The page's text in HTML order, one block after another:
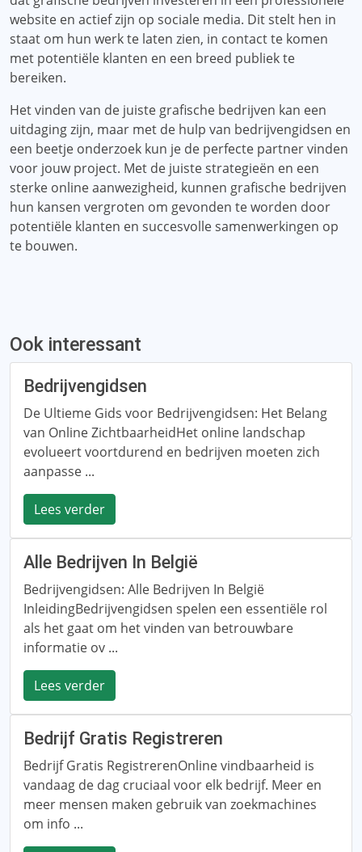
website en actief zijn op sociale media. Dit stelt hen in
staat om hun werk te laten zien, in contact te komen
met potentiële klanten en een breed publiek te
bereiken.
Het vinden van de juiste grafische bedrijven kan een
uitdaging zijn, maar met de hulp van bedrijvengidsen en
een beetje onderzoek kun je de perfecte partner vinden
voor jouw project. Met de juiste strategieën en een
sterke online aanwezigheid, kunnen grafische bedrijven
hun kansen vergroten om gevonden te worden door
potentiële klanten en succesvolle samenwerkingen op
te bouwen.
Ook interessant
Bedrijvengidsen
De Ultieme Gids voor Bedrijvengidsen: Het Belang
van Online ZichtbaarheidHet online landschap
evolueert voortdurend en bedrijven moeten zich
aanpasse ...
Lees verder
Alle Bedrijven In België
Bedrijvengidsen: Alle Bedrijven In België
InleidingBedrijvengidsen spelen een essentiële rol
als het gaat om het vinden van betrouwbare
informatie ov ...
Lees verder
Bedrijf Gratis Registreren
Bedrijf Gratis RegistrerenOnline vindbaarheid is
vandaag de dag cruciaal voor elk bedrijf. Meer en
meer mensen maken gebruik van zoekmachines
om info ...